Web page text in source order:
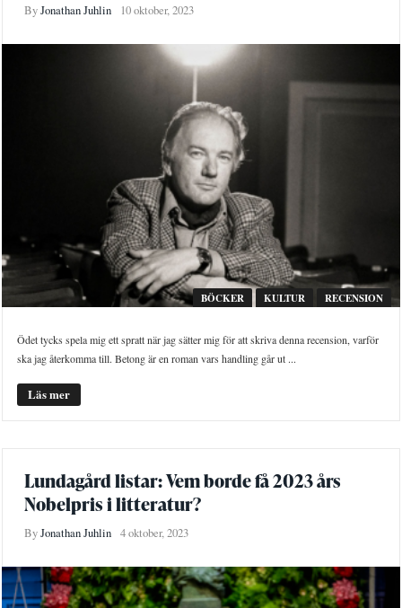
ByJonathan Juhlin 10 oktober, 2023
BÖCKER KULTUR RECENSION
Ödet tycks spela mig ett spratt när jag sätter mig för att skriva denna recension, varför
ska jag återkomma till. Betong är en roman vars handling går ut ...
Läs mer
Lundagård listar: Vem borde få 2023 års
Nobelpris i litteratur?
ByJonathan Juhlin 4 oktober, 2023